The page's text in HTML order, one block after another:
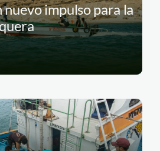
nuevo impulso para la